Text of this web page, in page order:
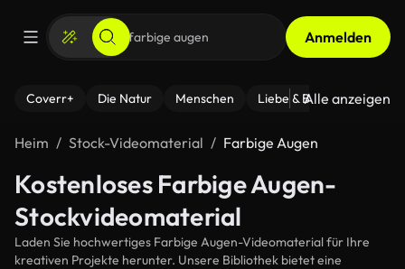
Anmelden
Coverr+ Die Natur Menschen Liebe & Beziehungen
Alle anzeigen
Heim Stock-Videomaterial Farbige Augen
Kostenloses Farbige Augen-
Stockvideomaterial
Laden Sie hochwertiges Farbige Augen-Videomaterial für Ihre
kreativen Projekte herunter. Unsere Bibliothek bietet eine